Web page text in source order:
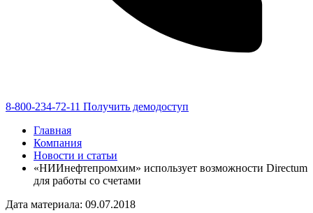
8-800-234-72-11 Получить демодоступ
Главная
Компания
Новости и статьи
«НИИнефтепромхим» использует возможности Directum
для работы со счетами
Дата материала: 09.07.2018